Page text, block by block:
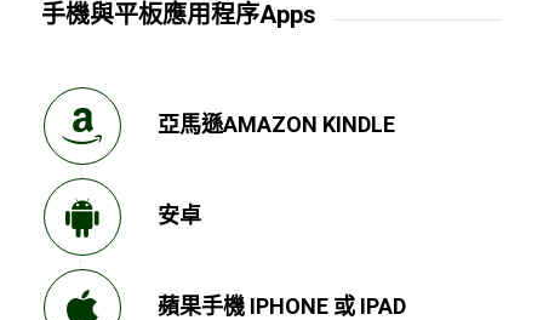
手機與平板應用程序Apps
亞馬遜AMAZON KINDLE
安卓
蘋果手機 IPHONE 或 IPAD